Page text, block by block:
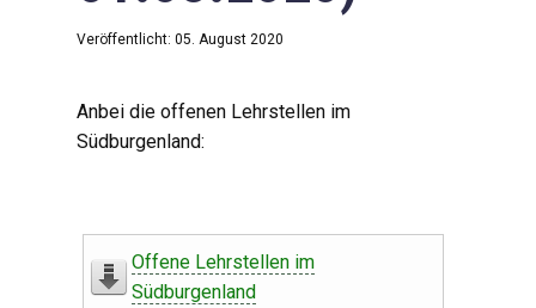
Veröffentlicht: 05. August 2020
Anbei die offenen Lehrstellen im
Südburgenland:
Offene Lehrstellen im
Südburgenland